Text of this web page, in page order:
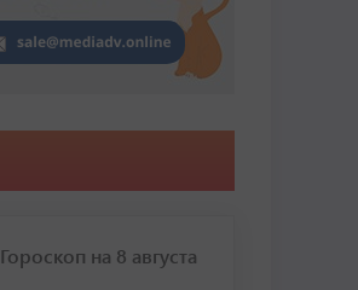
Гороскоп на 8 августа